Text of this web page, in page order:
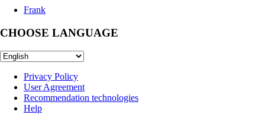
Frank
CHOOSE LANGUAGE
Privacy Policy
User Agreement
Recommendation technologies
Help